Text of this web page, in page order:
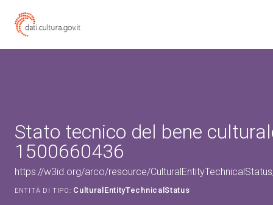
Stato tecnico del bene
1500660436
https://w3id.org/arco/resource/
ENTITÀ DI TIPO: CulturalEntityTechnicalStatus